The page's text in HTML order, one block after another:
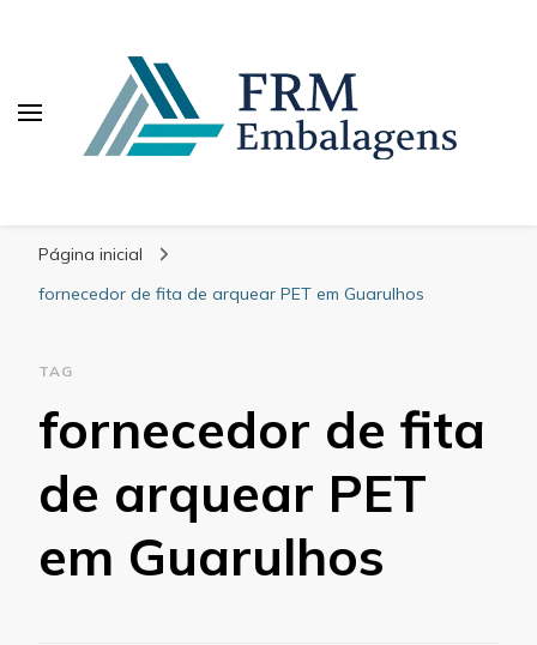
Página inicial
fornecedor de fita de arquear PET em Guarulhos
TAG
fornecedor de fita
de arquear PET
em Guarulhos